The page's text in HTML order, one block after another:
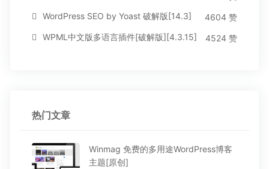
WordPress SEO by Yoast 破解版[14.3]
4604 赞
WPML中文版多语言插件[破解版][4.3.15]
4524 赞
热门文章
Winmag 免费的多用途WordPress博客
主题[原创]